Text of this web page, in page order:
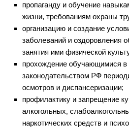
пропаганду и обучение
жизни, требованиям охраны
организацию и создание
заболеваний и оздоровления
занятия ими физической
прохождение обучающимися в
законодательством РФ
осмотров и диспансеризации;
профилактику и запрещение
алкогольных,
наркотических средств и